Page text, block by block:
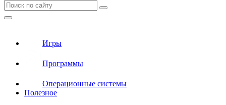
Игры
Программы
Операционные системы
Полезное